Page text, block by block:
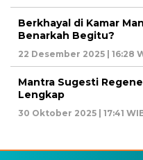
Berkhayal di Kamar
Benarkah Begitu?
22 Desember 2025 | 16:28
Mantra Sugesti
Lengkap
30 Oktober 2025 | 17:41